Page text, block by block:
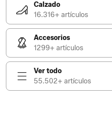
Calzado
16.316+ artículos
Accesorios
1299+ artículos
Ver todo
55.502+ artículos